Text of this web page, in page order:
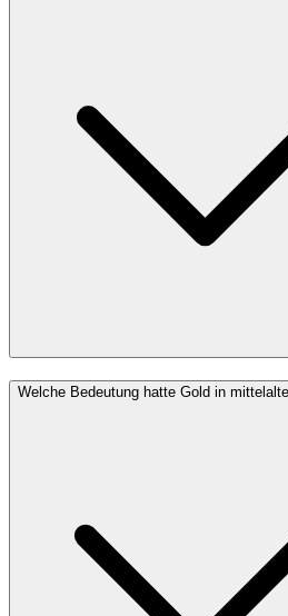
Welche Bedeutung hatte Gold in